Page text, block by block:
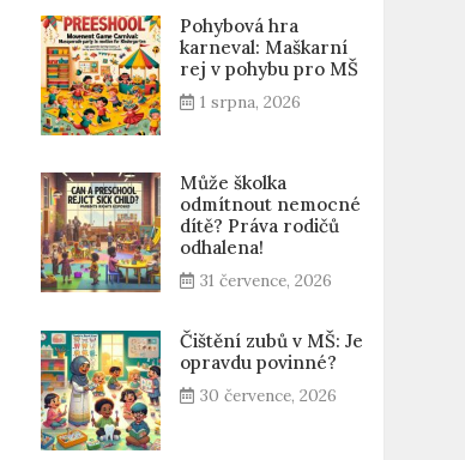
Pohybová hra
karneval: Maškarní
rej v pohybu pro MŠ
1 srpna, 2026
Může školka
odmítnout nemocné
dítě? Práva rodičů
odhalena!
31 července, 2026
Čištění zubů v MŠ: Je
opravdu povinné?
30 července, 2026